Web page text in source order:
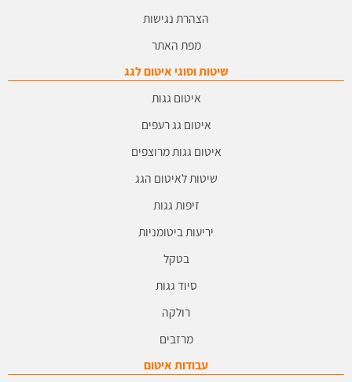
הצהרת נגישות
מפת האתר
שיטות וסוגי איטום לגג
איטום גגות
איטום גג רעפים
איטום גגות מרוצפים
שיטות לאיטום הגג
זיפות גגות
יריעות ביטומניות
בטקל
סיוד גגות
רולקה
מרזבים
עבודות איטום